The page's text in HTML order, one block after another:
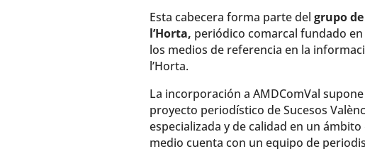
Esta cabecera forma parte delgrupo
l’Horta, periódico comarcal fundado
los medios de referencia en la
l’Horta.
La incorporación a AMDComVal
proyecto periodístico de Sucesos
especializada y de calidad en un
medio cuenta con un equipo de